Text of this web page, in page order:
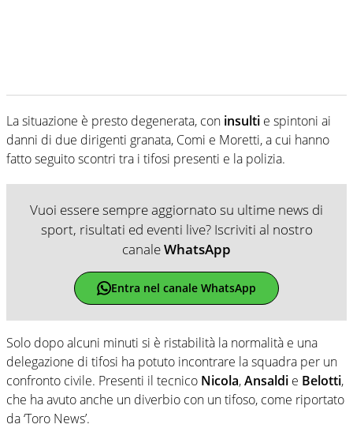
La situazione è presto degenerata, con insulti e spintoni ai
danni di due dirigenti granata, Comi e Moretti, a cui hanno
fatto seguito scontri tra i tifosi presenti e la polizia.
Vuoi essere sempre aggiornato su ultime news di
sport, risultati ed eventi live? Iscriviti al nostro
canaleWhatsApp
Entra nel canale WhatsApp
Solo dopo alcuni minuti si è ristabilità la normalità e una
delegazione di tifosi ha potuto incontrare la squadra per un
confronto civile. Presenti il tecnico Nicola,Ansaldi e Belotti,
che ha avuto anche un diverbio con un tifoso, come riportato
da ‘Toro News’.